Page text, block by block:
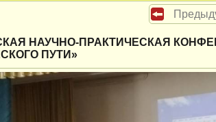
НАУЧНО-ПРАКТИЧЕСКАЯ
ПУТИ»